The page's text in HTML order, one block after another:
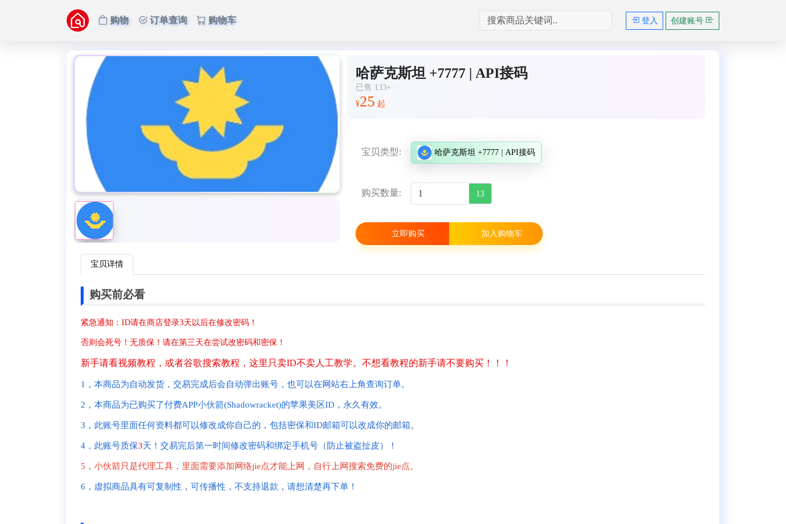
购物 订单查询 购物车 登入 创建账号
哈萨克斯坦 +7777 | API接码
已售 133+
¥25 起
宝贝类型: 哈萨克斯坦 +7777 | API接码
购买数量: 13
立即购买 加入购物车
宝贝详情
购买前必看
紧急通知：ID请在商店登录3天以后在修改密码！
否则会死号！无质保！请在第三天在尝试改密码和密保！
新手请看视频教程，或者谷歌搜索教程，这里只卖ID不卖人工教学。 不想看教程的新手请不要购买！！！
1，本商品为自动发货，交易完成后会自动弹出账号，也可以在网站右上角查询订单。
2，本商品为已购买了付费APP小伙箭(Shadowracket)的苹果美区ID，永久有效。
3，此账号里面任何资料都可以修改成你自己的，包括密保和ID邮箱可以改成你的邮箱。
4，此账号质保3天！交易完后第一时间修改密码和绑定手机号（防止被盗扯皮）！
5，小伙箭只是代理工具，里面需要添加网络jie点才能上网，自行上网搜索免费的jie点。
6，虚拟商品具有可复制性，可传播性，不支持退款，请想清楚再下单！